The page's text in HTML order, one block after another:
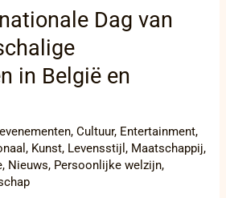
Dag van
in België en
,Cultuur, Entertainment,
, Kunst, Levensstijl , Maatschappij,
, Nieuws, Persoonlijke welzijn,